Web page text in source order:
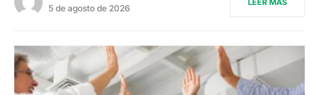
5 de agosto de 2026
LEER MÁS